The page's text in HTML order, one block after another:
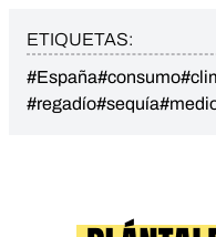
ETIQUETAS:
#España#consumo
#regadío#sequía